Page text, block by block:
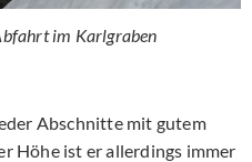
im Karlgraben
Abschnitte mit gutem
Höhe ist er allerdings immer